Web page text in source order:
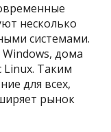
несколько
системами.
дома
Linux. Таким
для всех,
рынок